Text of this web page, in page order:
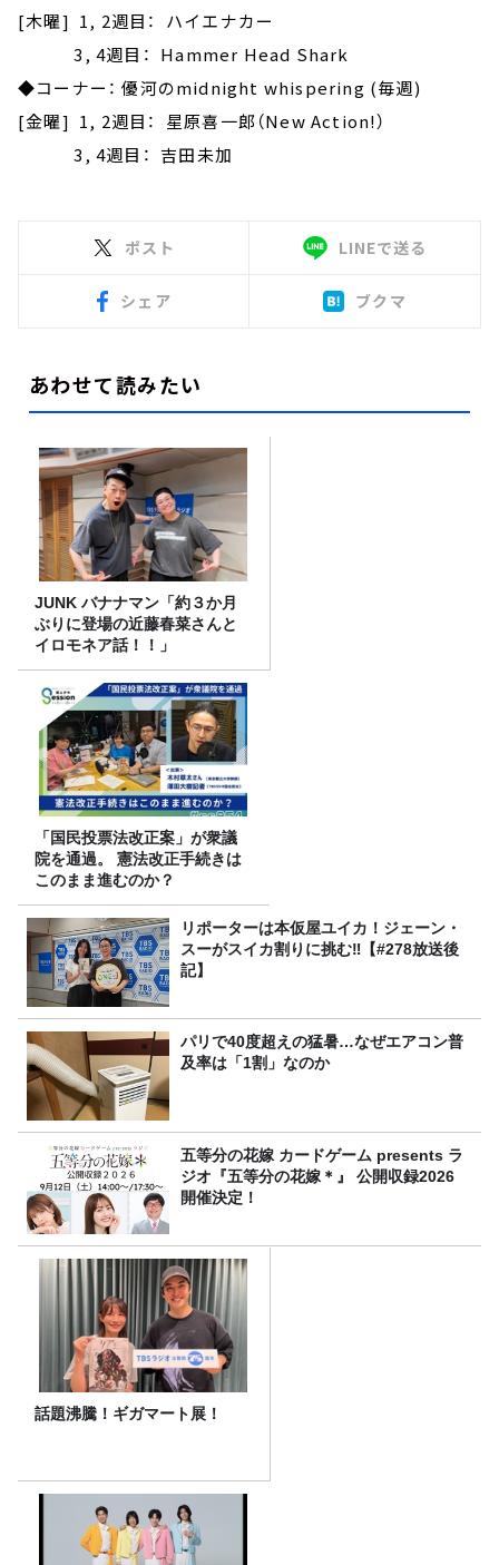
[木曜] 1, 2週目： ハイエナカー
3, 4週目： Hammer Head Shark
◆コーナー： 優河のmidnight whispering (毎週)
[金曜] 1, 2週目： 星原喜一郎（New Action!）
3, 4週目： 吉田未加
ポスト LINEで送る
シェア ブクマ
あわせて読みたい
JUNK バナナマン「約３か月
ぶりに登場の近藤春菜さんと
イロモネア話！！」
「国民投票法改正案」が衆議
院を通過。 憲法改正手続きは
このまま進むのか？
リポーターは本仮屋ユイカ！ジェーン・
スーがスイカ割りに挑む‼【#278放送後
記】
パリで40度超えの猛暑…なぜエアコン普
及率は「1割」なのか
五等分の花嫁 カードゲーム presents ラ
ジオ『五等分の花嫁＊』 公開収録2026
開催決定！
話題沸騰！ギガマート展！